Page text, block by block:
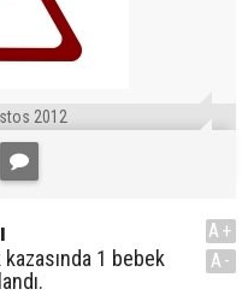
2012
1 bebek
A+
A-